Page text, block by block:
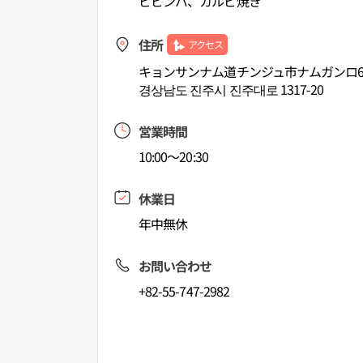
住所 アクセス
キョンサンナム道チンジュ市ナムガンロ
경상남도 진주시 진주대로 1317-20
営業時間
10:00～20:30
休業日
年中無休
お問い合わせ
+82-55-747-2982